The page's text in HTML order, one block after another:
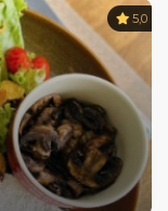
5,0